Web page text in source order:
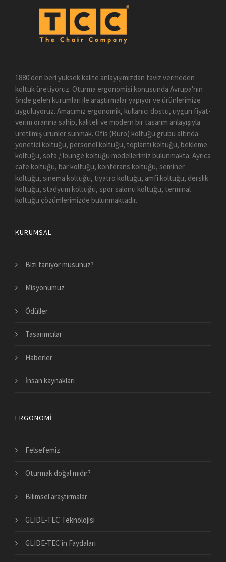
1880'den beri yüksek kalite anlayışımızdan taviz vermeden
koltuk üretiyoruz. Oturma ergonomisi konusunda Avrupa'nın
önde gelen kurumları ile araştırmalar yapıyor ve ürünlerimize
uyguluyoruz. Amacımız ergonomik, kullanıcı dostu, uygun fiyat-
verim oranına sahip, kaliteli ve modern bir tasarım anlayışıyla
üretilmiş ürünler sunmak. Ofis (Büro) koltuğu grubu altında
yönetici koltuğu, personel koltuğu, toplantı koltuğu, bekleme
koltuğu, sofa / lounge koltuğu modellerimiz bulunmakta. Ayrıca
cafe koltuğu, bar koltuğu, konferans koltuğu, seminer
koltuğu, sinema koltuğu, tiyatro koltuğu, amfi koltuğu, derslik
koltuğu, stadyum koltuğu, spor salonu koltuğu, terminal
koltuğu çözümlerimizde bulunmaktadır.
KURUMSAL
Bizi tanıyor musunuz?
Misyonumuz
Ödüller
Tasarımcılar
Haberler
İnsan kaynakları
ERGONOMI
Felsefemiz
Oturmak doğal mıdır?
Bilimsel araştırmalar
GLIDE-TEC Teknolojisi
GLIDE-TEC'in Faydaları